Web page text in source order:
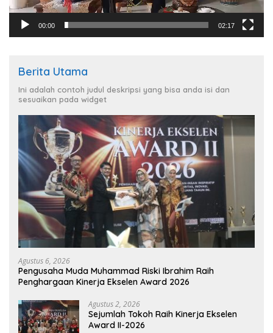
00:00 02:17
Berita Utama
Ini adalah contoh judul deskripsi yang bisa anda isi dan
sesuaikan pada widget
Agustus 6, 2026
Pengusaha Muda Muhammad Riski Ibrahim Raih
Penghargaan Kinerja Ekselen Award 2026
Agustus 2, 2026
Sejumlah Tokoh Raih Kinerja Ekselen
Award II-2026